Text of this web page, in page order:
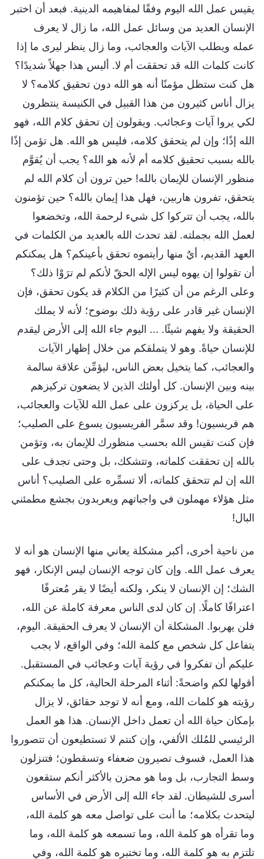
يقيس عمل الله اليوم وفقًا لمفاهيمه الدينية. فبعد أن اختبر
الإنسان العديد من وسائل عمل الله، ما زال لا يعرف
عمله ويطلب الآيات والعجائب، وما زال ينظر ليرى ما إذا
كانت كلمات الله قد تحققت أم لا. أليس هذا جهلاً شديدًا؟
هل كنت ستظل مؤمنًا أنه هو الله دون تحقيق كلامه؟ لا
يزال أناس كثيرون من هذا القبيل في الكنيسة ينتظرون
لكي يروا آيات وعجائب. ويقولون إن تحقق كلام الله، فهو
الله إذًا؛ وإن لم يتحقق كلامه، فليس هو الله. هل تؤمن إذًا
بالله بسبب تحقيق كلامه أم لأنه هو الله؟ يجب أن يُقوَّم
منظور الإنسان للإيمان بالله! حين ترون أن كلام الله لم
يتحقق، تفرون هاربين، فهل هذا إيمان بالله؟ حين تؤمنون
بالله، يجب أن تتركوا كل شيء لرحمة الله، وتخضعوا
لعمل الله بجملته. لقد تحدث الله بالعديد من الكلمات في
العهد القديم، أيٌ منها رأيتموه تحقق بأعينكم؟ هل يمكنكم
أن تقولوا إن يهوه ليس الإله الحقّ لأنكم لم ترَوْا ذلك؟
وعلى الرغم من أن كثيرًا من الكلام قد يكون تحقق، فإن
الإنسان غير قادر على رؤية ذلك بوضوح؛ لأنه لا يملك
الحقيقة ولا يفهم شيئًا. ... اليوم جاء الله إلى الأرض ليقدم
للإنسان حياةً. وهو لا يتملقكم من خلال إظهار الآيات
والعجائب، كما يتخيل بعض الناس، ليؤمِّن علاقة سالمة
بينه وبين الإنسان. كل أولئك الذين لا يضعون تركيزهم
على الحياة، بل يركزون على عمل الله للآيات والعجائب،
هم فريسيون! وقد سمَّر الفريسيون يسوع على الصليب؛
فإن كنت تقيس الله بحسب منظورك للإيمان به، وتؤمن
بالله إن تحققت كلماته، وتتشكك، بل وحتى تجدف على
الله إن لم تتحقق كلماته، ألا تسمِّره على الصليب؟ أناس
مثل هؤلاء مهملون في واجباتهم ويعربدون بجشع مطمئني
البال!
من ناحية أخرى، أكبر مشكلة يعاني منها الإنسان هو أنه لا
يعرف عمل الله. وإن كان توجه الإنسان ليس الإنكار، فهو
الشك؛ إن الإنسان لا ينكر، ولكنه أيضًا لا يقر مُعترفًا
اعترافًا كاملًا. إن كان لدى الناس معرفة كاملة عن الله،
فلن يهربوا. المشكلة أن الإنسان لا يعرف الحقيقة. اليوم،
يتفاعل كل شخص مع كلمة الله؛ وفي الواقع، لا يجب
عليكم أن تفكروا في رؤية آيات وعجائب في المستقبل.
أقولها لكم واضحةً: أثناء المرحلة الحالية، كل ما يمكنكم
رؤيته هو كلمات الله، ومع أنه لا توجد حقائق، لا يزال
بإمكان حياة الله أن تعمل داخل الإنسان. هذا هو العمل
الرئيسي للمُلك الألفي، وإن كنتم لا تستطيعون أن تتصوروا
هذا العمل، فسوف تصيرون ضعفاء وتسقطون؛ فتنزلون
وسط التجارب، بل وما هو محزن بالأكثر أنكم ستقعون
أسرى للشيطان. لقد جاء الله إلى الأرض في الأساس
ليتحدث بكلامه؛ ما أنت على تواصل معه هو كلمة الله،
وما تقرأه هو كلمة الله، وما تسمعه هو كلمة الله، وما
تلتزم به هو كلمة الله، وما تختبره هو كلمة الله، وفي